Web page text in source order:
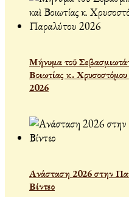
Μήνυμα τοῦ
Βοιωτίας κ.
2026
Ανάσταση 2026 στην
Βίντεο